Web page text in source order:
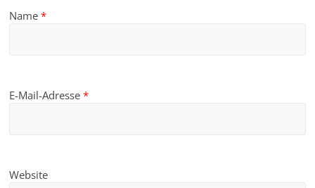
Name*
E-Mail-Adresse*
Website